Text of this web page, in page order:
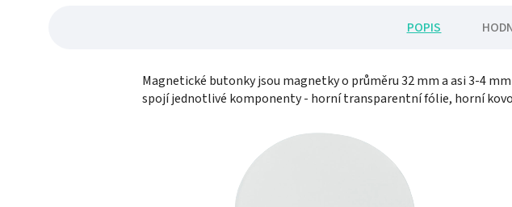
POPIS
Magnetické butonky jsou magnetky o průměru 32 mm a asi 3-4
spojí jednotlivé komponenty - horní transparentní fólie, horní